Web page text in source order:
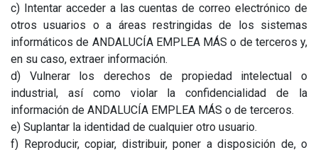
c) Intentar acceder a las cuentas de correo electrónico de
otros usuarios o a áreas restringidas de los sistemas
informáticos de ANDALUCÍA EMPLEA MÁS o de terceros y,
en su caso, extraer información.
d) Vulnerar los derechos de propiedad intelectual o
industrial, así como violar la confidencialidad de la
información de ANDALUCÍA EMPLEA MÁS o de terceros.
e) Suplantar la identidad de cualquier otro usuario.
f) Reproducir, copiar, distribuir, poner a disposición de, o